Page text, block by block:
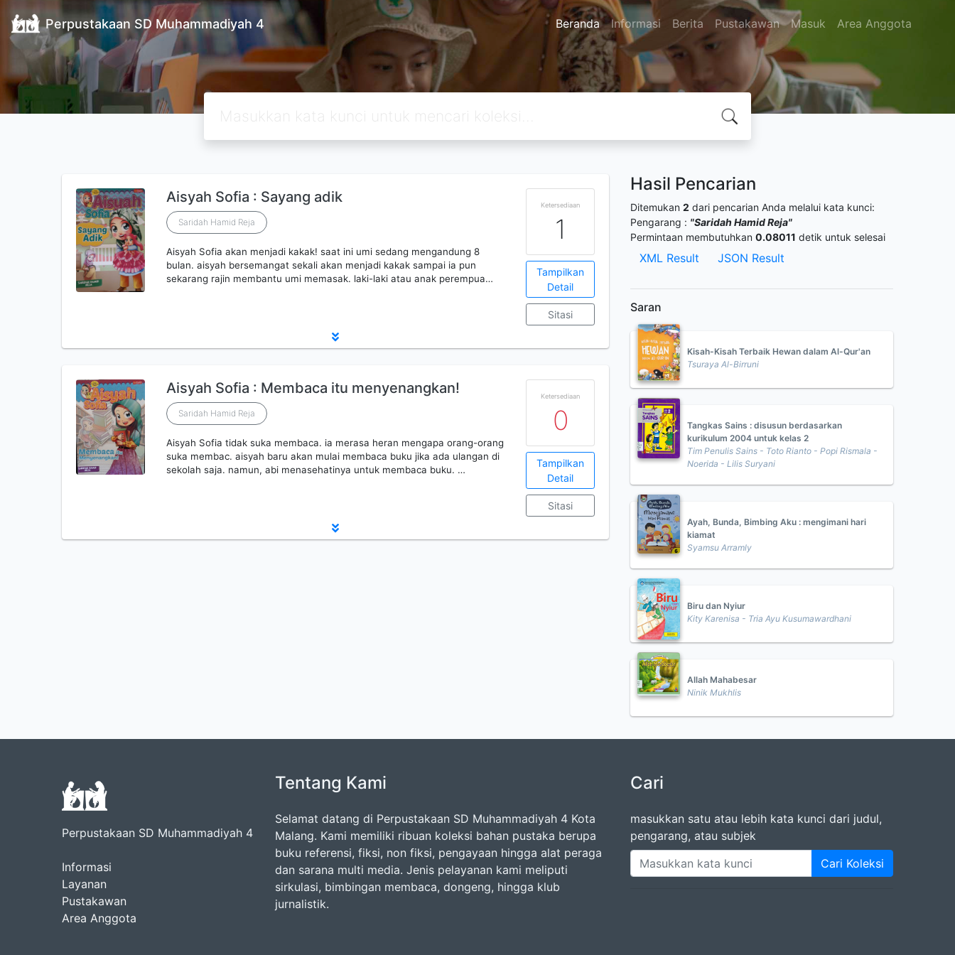
Perpustakaan SD Muhammadiyah 4 Beranda Informasi Berita Pustakawan Masuk Area Anggota
Aisyah Sofia : Sayang adik
Saridah Hamid Reja
Aisyah Sofia akan menjadi kakak! saat ini umi sedang mengandung 8
bulan. aisyah bersemangat sekali akan menjadi kakak sampai ia pun
sekarang rajin membantu umi memasak. laki-laki atau anak perempua…
Ketersediaan
1
Tampilkan
Detail
Sitasi
Aisyah Sofia : Membaca itu menyenangkan!
Saridah Hamid Reja
Aisyah Sofia tidak suka membaca. ia merasa heran mengapa orang-orang
suka membac. aisyah baru akan mulai membaca buku jika ada ulangan di
sekolah saja. namun, abi menasehatinya untuk membaca buku. …
Ketersediaan
0
Tampilkan
Detail
Sitasi
Hasil Pencarian
Ditemukan 2 dari pencarian Anda melalui kata kunci:
Pengarang : "Saridah Hamid Reja"
Permintaan membutuhkan 0.08011 detik untuk selesai
XML Result JSON Result
Saran
Kisah-Kisah Terbaik Hewan dalam Al-Qur'an
Tsuraya Al-Birruni
Tangkas Sains : disusun berdasarkan
kurikulum 2004 untuk kelas 2
Tim Penulis Sains - Toto Rianto - Popi Rismala -
Noerida - Lilis Suryani
Ayah, Bunda, Bimbing Aku : mengimani hari
kiamat
Syamsu Arramly
Biru dan Nyiur
Kity Karenisa - Tria Ayu Kusumawardhani
Allah Mahabesar
Ninik Mukhlis
Perpustakaan SD Muhammadiyah 4
Informasi
Layanan
Pustakawan
Area Anggota
Tentang Kami
Selamat datang di Perpustakaan SD Muhammadiyah 4 Kota
Malang. Kami memiliki ribuan koleksi bahan pustaka berupa
buku referensi, fiksi, non fiksi, pengayaan hingga alat peraga
dan sarana multi media. Jenis pelayanan kami meliputi
sirkulasi, bimbingan membaca, dongeng, hingga klub
jurnalistik.
Cari
masukkan satu atau lebih kata kunci dari judul,
pengarang, atau subjek
Cari Koleksi